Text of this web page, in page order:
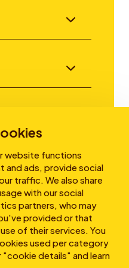
website functions
and ads, provide social
traffic. We also share
with our social
partners, who may
provided or that
of their services. You
used per category
details" and learn